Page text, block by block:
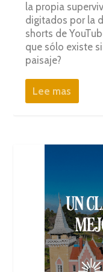
la propia
digitados por la
shorts de
que sólo existe
paisaje?
Lee mas